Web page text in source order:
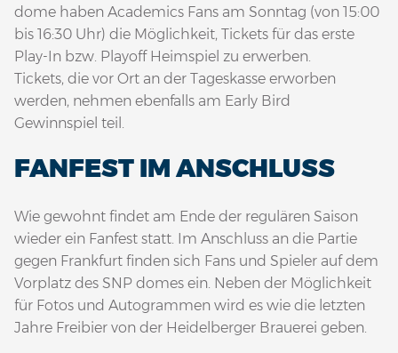
dome haben Academics Fans am Sonntag (von 15:00
bis 16:30 Uhr) die Möglichkeit, Tickets für das erste
Play-In bzw. Playoff Heimspiel zu erwerben.
Tickets, die vor Ort an der Tageskasse erworben
werden, nehmen ebenfalls am Early Bird
Gewinnspiel teil.
FANFEST IM ANSCHLUSS
Wie gewohnt findet am Ende der regulären Saison
wieder ein Fanfest statt. Im Anschluss an die Partie
gegen Frankfurt finden sich Fans und Spieler auf dem
Vorplatz des SNP domes ein. Neben der Möglichkeit
für Fotos und Autogrammen wird es wie die letzten
Jahre Freibier von der Heidelberger Brauerei geben.